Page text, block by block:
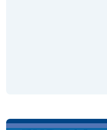
Volumen XVIII